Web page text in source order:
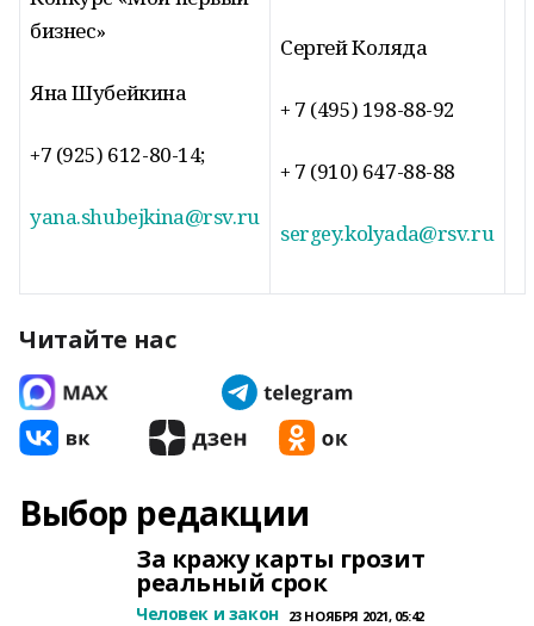
бизнес»
Яна Шубейкина
+7 (925) 612-80-14;
yana.shubejkina@rsv.ru
Сергей Коляда
+ 7 (495) 198-88-92
+ 7 (910) 647-88-88
sergey.kolyada@rsv.ru
Читайте нас
Выбор редакции
За кражу карты грозит
реальный срок
Человек и закон 23 НОЯБРЯ 2021, 05:42